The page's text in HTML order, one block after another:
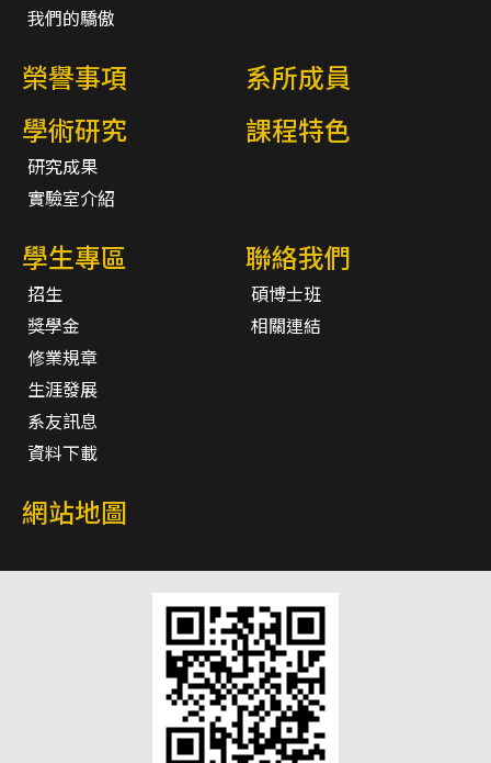
我們的驕傲
榮譽事項
系所成員
學術研究
研究成果
實驗室介紹
課程特色
學生專區
招生
獎學金
修業規章
生涯發展
系友訊息
資料下載
聯絡我們
碩博士班
相關連結
網站地圖